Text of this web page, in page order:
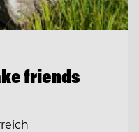
friends